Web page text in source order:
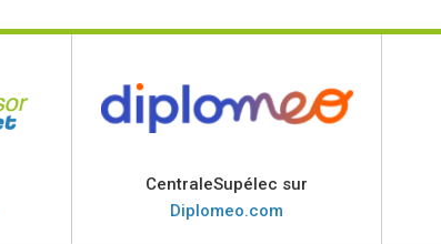
CentraleSupélec sur
Diplomeo.com